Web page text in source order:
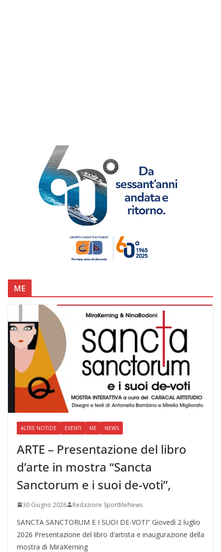
ME
ALTRE NOTIZIE EVENTI ME NEWS
ARTE – Presentazione del libro
d’arte in mostra “Sancta
Sanctorum e i suoi de-voti”,
30 Giugno 2026 Redazione SportMeNews
SANCTA SANCTORUM E I SUOI DE-VOTI” Giovedì 2 luglio
2026 Presentazione del libro d’artista e inaugurazione della
mostra di MiraKerning